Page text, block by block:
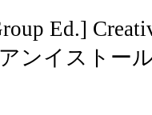
Ed.]
ンイストー